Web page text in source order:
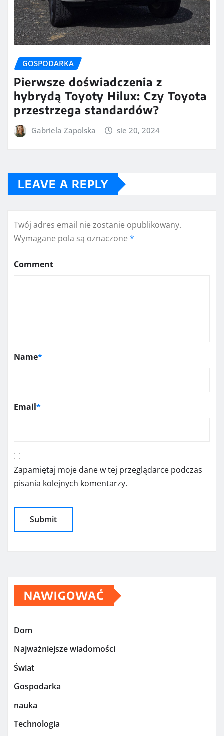
GOSPODARKA
Pierwsze doświadczenia z
hybrydą Toyoty Hilux: Czy Toyota
przestrzega standardów?
Gabriela Zapolska sie 20, 2024
LEAVE A REPLY
Twój adres email nie zostanie opublikowany.
Wymagane pola są oznaczone *
Comment
Name*
Email*
Zapamiętaj moje dane w tej przeglądarce podczas
pisania kolejnych komentarzy.
NAWIGOWAĆ
Dom
Najważniejsze wiadomości
Świat
Gospodarka
nauka
Technologia